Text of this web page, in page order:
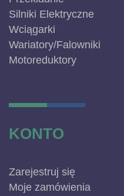
Silniki Elektryczne
Wciągarki
Wariatory/Falowniki
Motoreduktory
KONTO
Zarejestruj się
Moje zamówienia